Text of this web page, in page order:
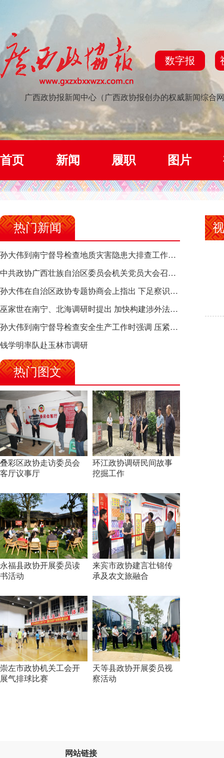
数字报
广西政协报新闻中心（广西政协报创办的权威新闻综合
首页 新闻 履职 图片
热门新闻
孙大伟到南宁督导检查地质灾害隐患大排查工作时强调 筑牢地质灾害安全防线 全力保障人民群众生命财产安全
中共政协广西壮族自治区委员会机关党员大会召开 选举产生新一届机关党委、机关纪委
孙大伟在自治区政协专题协商会上指出 下足察识谋督之功 恪尽服务大局之责 助推有色金属、关键金属产业高质量发展
巫家世在南宁、北海调研时提出 加快构建涉外法律供给集群 护航向海经济高质量发展
孙大伟到南宁督导检查安全生产工作时强调 压紧压实责任 狠抓隐患整治 坚决筑牢安全生产防线
钱学明率队赴玉林市调研
热门图文
叠彩区政协走访委员会
客厅议事厅
环江政协调研民间故事
挖掘工作
永福县政协开展委员读
书活动
来宾市政协建言壮锦传
承及农文旅融合
崇左市政协机关工会开
展气排球比赛
天等县政协开展委员视
察活动
网站链接